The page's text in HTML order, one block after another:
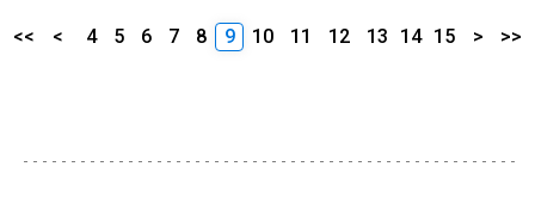
<< < 4 5 6 7 8 9 10 11 12 13 14 15 > >>